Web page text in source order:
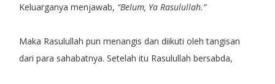
Keluarganya menjawab, “Belum, Ya Rasulullah.”
Maka Rasulullah pun menangis dan diikuti oleh tangisan
dari para sahabatnya. Setelah itu Rasulullah bersabda,